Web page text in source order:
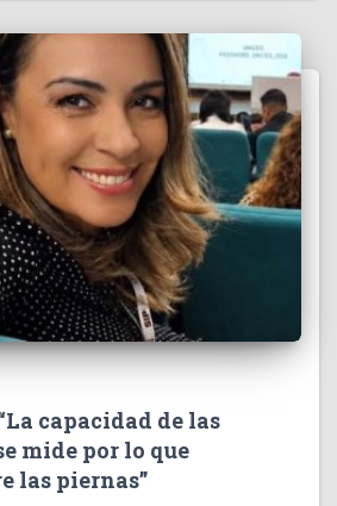
capacidad de las
mide por lo que
las piernas”